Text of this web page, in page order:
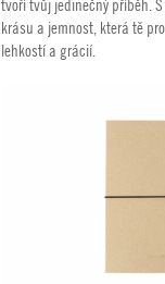
tvoří tvůj jedinečný příběh.
krásu a jemnost, která tě
lehkostí a grácií.